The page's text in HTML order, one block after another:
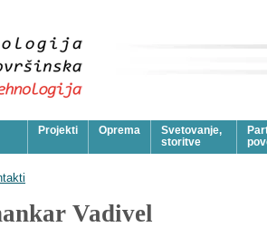
Projekti Oprema
Svetovanje,
storitve
Vadivel